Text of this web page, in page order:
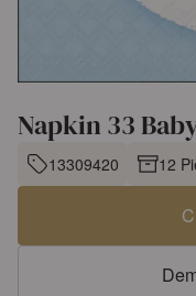
Napkin 33
13309420 12